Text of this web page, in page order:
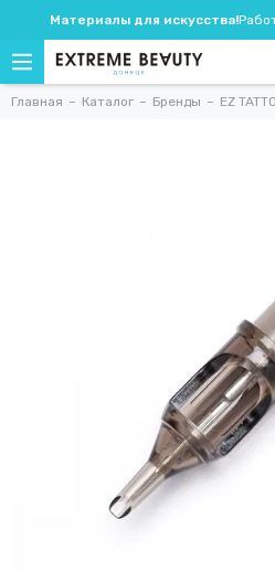
Материалы для искусства!
Главная Каталог Бренды EZ